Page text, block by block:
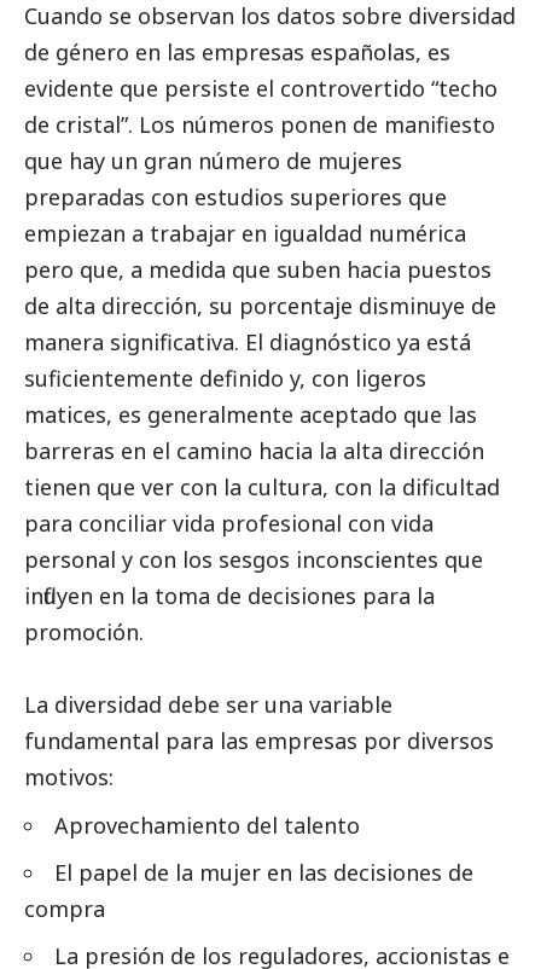
Cuando se observan los datos sobre diversidad
de género en las empresas españolas, es
evidente que persiste el controvertido “techo
de cristal”. Los números ponen de manifiesto
que hay un gran número de mujeres
preparadas con estudios superiores que
empiezan a trabajar en igualdad numérica
pero que, a medida que suben hacia puestos
de alta dirección, su porcentaje disminuye de
manera significativa. El diagnóstico ya está
suficientemente definido y, con ligeros
matices, es generalmente aceptado que las
barreras en el camino hacia la alta dirección
tienen que ver con la cultura, con la dificultad
para conciliar vida profesional con vida
personal y con los sesgos inconscientes que
influyen en la toma de decisiones para la
promoción.
La diversidad debe ser una variable
fundamental para las empresas por diversos
motivos:
Aprovechamiento del talento
El papel de la mujer en las decisiones de
compra
La presión de los reguladores, accionistas e